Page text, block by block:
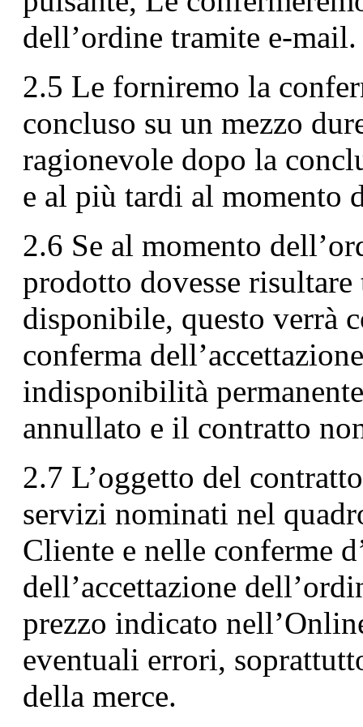
dell’ordine tramite e-mail.
2.5 Le forniremo la
concluso su un mezzo
ragionevole dopo la
e al più tardi al momento
2.6 Se al momento
prodotto dovesse risultare
disponibile, questo verrà
conferma
indisponibilità
annullato e il contratto
2.7 L’oggetto del
servizi nominati nel
Cliente e nelle conferme
dell’accettazione
prezzo indicato
eventuali errori,
della merce.